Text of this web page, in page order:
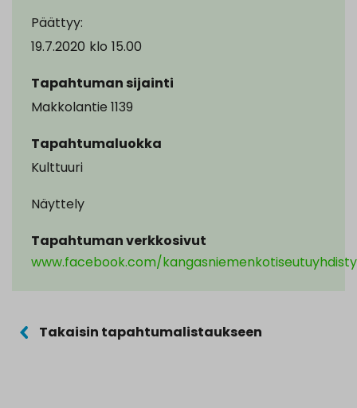
Päättyy:
19.7.2020 klo 15.00
Tapahtuman sijainti
Makkolantie 1139
Tapahtumaluokka
Kulttuuri
Näyttely
Tapahtuman verkkosivut
www.facebook.com/
Takaisin tapahtumalistaukseen